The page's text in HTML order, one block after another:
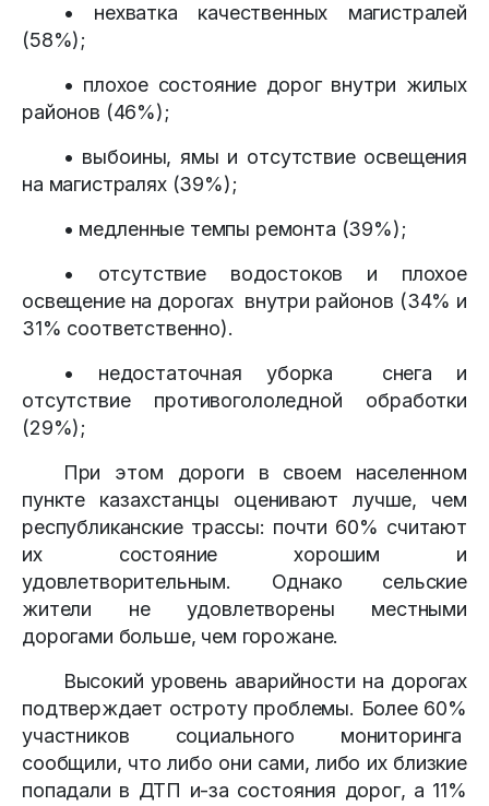
• нехватка качественных магистралей
(58%);
• плохое состояние дорог внутри жилых
районов (46%);
• выбоины, ямы и отсутствие освещения
на магистралях (39%);
• медленные темпы ремонта (39%);
• отсутствие водостоков и плохое
освещение на дорогах внутри районов (34% и
31% соответственно).
• недостаточная уборка снега и
отсутствие противогололедной обработки
(29%);
При этом дороги в своем населенном
пункте казахстанцы оценивают лучше, чем
республиканские трассы: почти 60% считают
их состояние хорошим и
удовлетворительным. Однако сельские
жители не удовлетворены местными
дорогами больше, чем горожане.
Высокий уровень аварийности на дорогах
подтверждает остроту проблемы. Более 60%
участников социального мониторинга
сообщили, что либо они сами, либо их близкие
попадали в ДТП и-за состояния дорог, а 11%